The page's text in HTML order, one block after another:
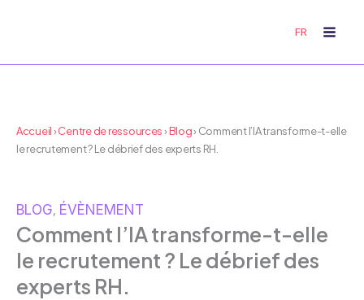
FR
Accueil›Centre de ressources› Blog›Comment l’IA transforme-t-elle
le recrutement ? Le débrief des experts RH.
BLOG, ÉVÈNEMENT
Comment l’IA transforme-t-elle
le recrutement ? Le débrief des
experts RH.